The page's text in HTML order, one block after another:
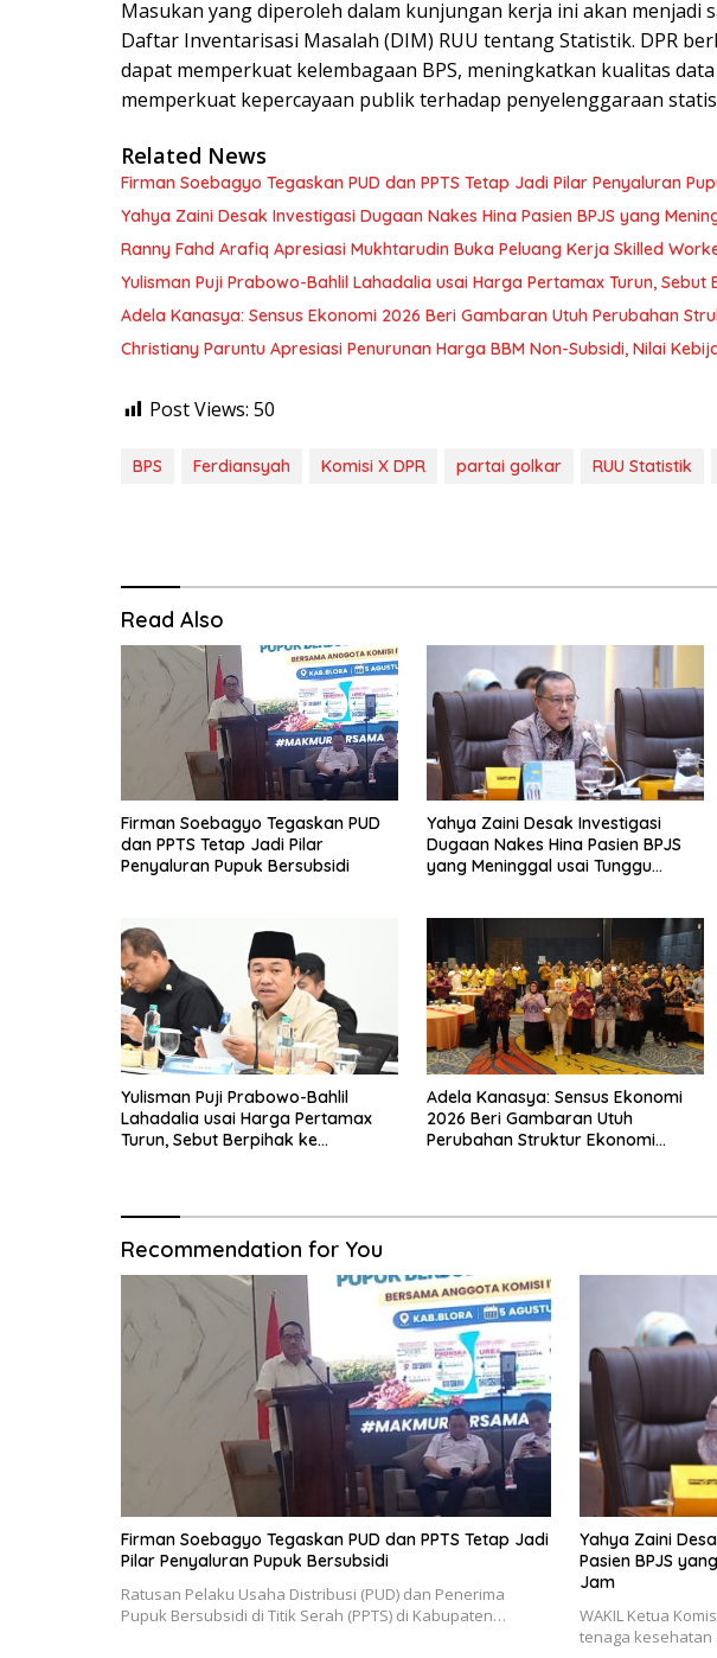
Masukan yang diperoleh dalam kunjungan kerja ini akan menjadi
Daftar Inventarisasi Masalah (DIM) RUU tentang Statistik. DPR
dapat memperkuat kelembagaan BPS, meningkatkan kualitas
memperkuat kepercayaan publik terhadap penyelenggaraan
Related News
Firman Soebagyo Tegaskan PUD dan PPTS Tetap Jadi Pilar Penyaluran
Yahya Zaini Desak Investigasi Dugaan Nakes Hina Pasien BPJS yang
Ranny Fahd Arafiq Apresiasi Mukhtarudin Buka Peluang Kerja Skilled
Yulisman Puji Prabowo-Bahlil Lahadalia usai Harga Pertamax Turun,
Adela Kanasya: Sensus Ekonomi 2026 Beri Gambaran Utuh Perubahan
Christiany Paruntu Apresiasi Penurunan Harga BBM Non-Subsidi, Nilai
Post Views: 50
BPS Ferdiansyah Komisi X DPR partai golkar RUU Statistik
Read Also
Firman Soebagyo Tegaskan PUD
dan PPTS Tetap Jadi Pilar
Penyaluran Pupuk Bersubsidi
Yahya Zaini Desak Investigasi
Dugaan Nakes Hina Pasien BPJS
yang Meninggal usai Tunggu
Yulisman Puji Prabowo-Bahlil
Lahadalia usai Harga Pertamax
Turun, Sebut Berpihak ke
Adela Kanasya: Sensus Ekonomi
2026 Beri Gambaran Utuh
Perubahan Struktur Ekonomi
Recommendation for You
Firman Soebagyo Tegaskan PUD dan PPTS Tetap Jadi
Pilar Penyaluran Pupuk Bersubsidi
Ratusan Pelaku Usaha Distribusi (PUD) dan Penerima
Pupuk Bersubsidi di Titik Serah (PPTS) di Kabupaten…
Yahya Zaini
Pasien BPJS
Jam
WAKIL Ketua
tenaga kesehatan